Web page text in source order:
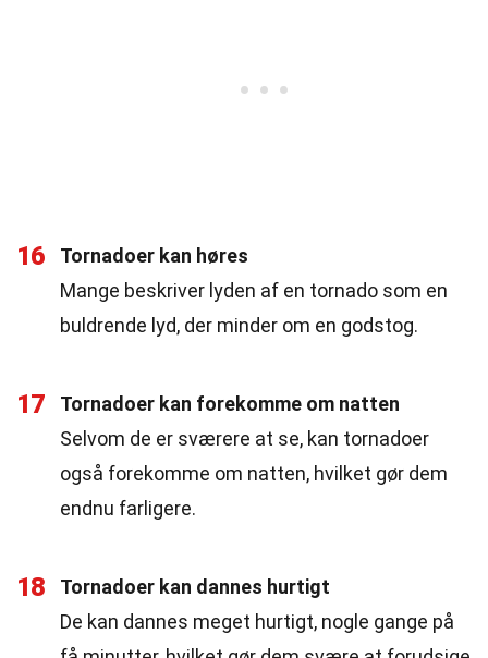
16
Tornadoer kan høres
Mange beskriver lyden af en tornado som en
buldrende lyd, der minder om en godstog.
17
Tornadoer kan forekomme om natten
Selvom de er sværere at se, kan tornadoer
også forekomme om natten, hvilket gør dem
endnu farligere.
18
Tornadoer kan dannes hurtigt
De kan dannes meget hurtigt, nogle gange på